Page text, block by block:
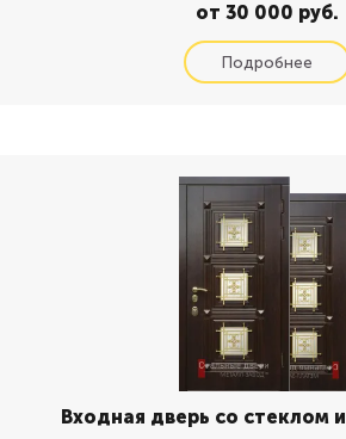
от 30 000 руб.
Входная дверь со стеклом